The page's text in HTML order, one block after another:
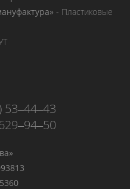
- Пластиковые
53‒44‒43